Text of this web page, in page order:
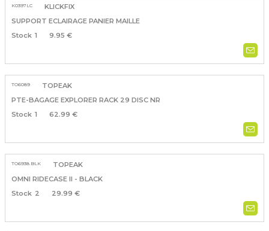
K0397LC
KLICKFIX
SUPPORT ECLAIRAGE PANIER MAILLE
1
9.95 €
TO6089
TOPEAK
PTE-BAGAGE EXPLORER RACK 29 DISC NR
1
62.99 €
TO6938.BLK
TOPEAK
OMNI RIDECASE II - BLACK
2
29.99 €